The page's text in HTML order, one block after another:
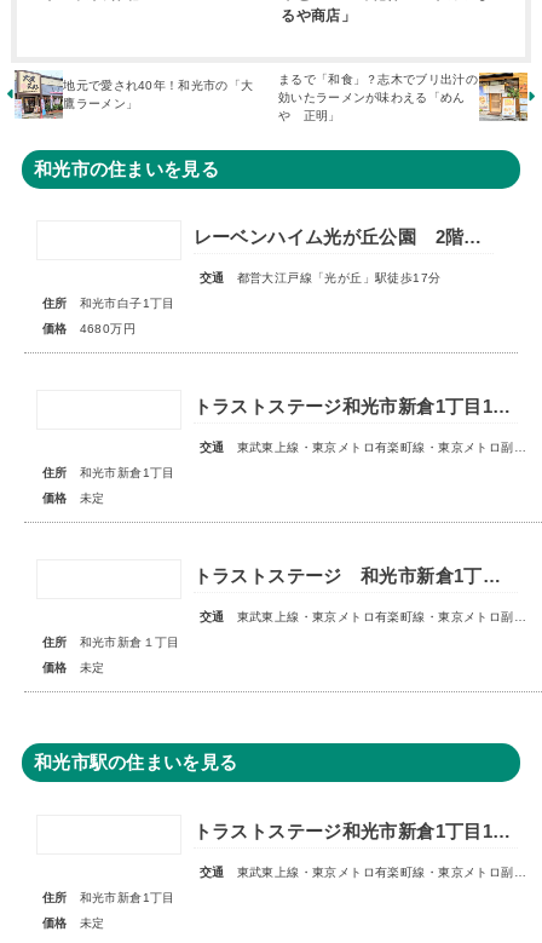
るや商店」
地元で愛され40年！和光市の「大
鷹ラーメン」
まるで「和食」？志木でブリ出汁の
効いたラーメンが味わえる「めん
や 正明」
和光市の住まいを見る
レーベンハイム光が丘公園 2階部分
交通
都営大江戸線「光が丘」駅徒歩17分
住所
和光市白子1丁目
価格
4680万円
トラストステージ和光市新倉1丁目18期 全6区画■第1期分譲 販売予告■
交通
東武東上線・東京メトロ有楽町線・東京メトロ副都心線「和光市」駅 徒歩14～15分
住所
和光市新倉1丁目
価格
未定
トラストステージ 和光市新倉1丁目17期 全5区画■第1期分譲 販売予告■
交通
東武東上線・東京メトロ有楽町線・東京メトロ副都心線「和光市」駅 徒歩14～15分
住所
和光市新倉１丁目
価格
未定
和光市駅の住まいを見る
トラストステージ和光市新倉1丁目16期 全11区画◇販売予告◇
交通
東武東上線・東京メトロ有楽町線・東京メトロ副都心線「和光市」駅 徒歩14～15分
住所
和光市新倉1丁目
価格
未定